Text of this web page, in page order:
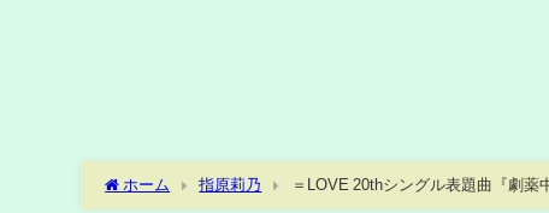
ホーム 指原莉乃 ＝LOVE 20thシングル表題曲『劇